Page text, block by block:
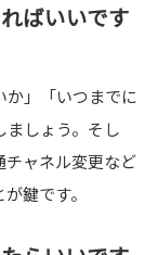
ばいいです
か」「いつまでに
しょう。そし
チャネル変更など
鍵です。